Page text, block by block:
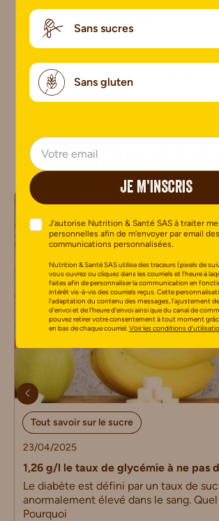
PLUS DE RECETTES
Tout savoir sur le
Tout savoir sur le sucre
23/04/2025
1,26 g/l le taux de glycémie à ne pas
Le diabète est défini par un taux de
anormalement élevé dans le sang.
Pourquoi
Sans sucres
Sans gluten
JE M’INSCRIS
J’autorise Nutrition & Santé SAS à traiter
personnelles afin de m’envoyer par email des
communications personnalisées.
Nutrition & Santé SAS utilise des traceurs (pixels de
vous ouvrez ou cliquez dans les courriels et l’heure à
faites afin de personnaliser la communication en
intérêt vis-à-vis des courriels reçus. Cette
l’adaptation du contenu des messages, l’ajustement
d’envoi et de l’heure d’envoi ainsi que du canal de
pouvez retirer votre consentement à tout moment
en bas de chaque courriel.Voir les conditions